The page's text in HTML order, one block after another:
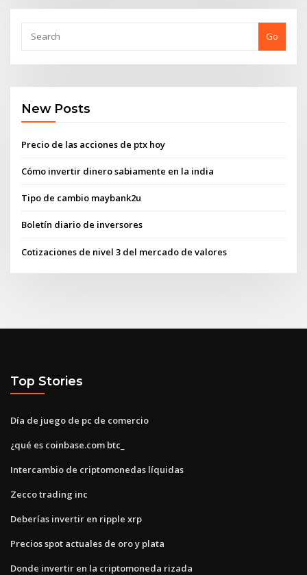
Go
New Posts
Precio de las acciones de ptx hoy
Cómo invertir dinero sabiamente en la india
Tipo de cambio maybank2u
Boletín diario de inversores
Cotizaciones de nivel 3 del mercado de valores
Top Stories
Día de juego de pc de comercio
¿qué es coinbase.com btc_
Intercambio de criptomonedas líquidas
Zecco trading inc
Deberías invertir en ripple xrp
Precios spot actuales de oro y plata
Donde invertir en la criptomoneda rizada